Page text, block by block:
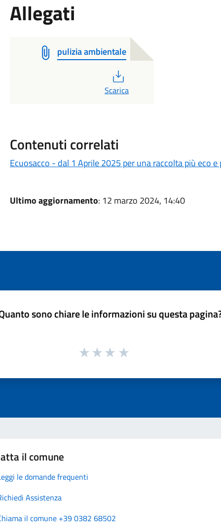
Allegati
pulizia ambientale
Scarica
Contenuti correlati
Ecuosacco - dal 1 Aprile 2025 per una raccolta più eco e
Ultimo aggiornamento: 12 marzo 2024, 14:40
sono chiare le informazioni su questa
il comune
le domande frequenti
Assistenza
il comune +39 0382 68502